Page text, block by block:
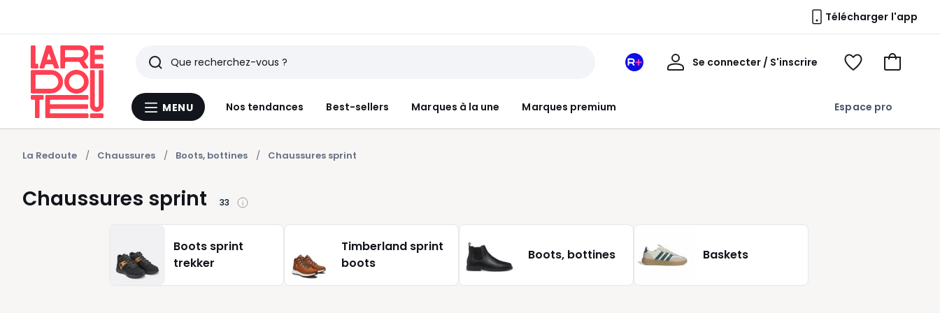
Télécharger l'app
Menu
MENU Nos tendances Best-sellers Marques à la une Marques premium Espace pro
Rechercher
Derniers
articles
vus
Mon
Se connecter / S'inscrire
Mon
Voir
Voir
La Redoute Chaussures Boots, bottines Chaussures sprint
Chaussures sprint 33
Boots sprint
trekker
Timberland sprint
boots
Boots, bottines Baskets